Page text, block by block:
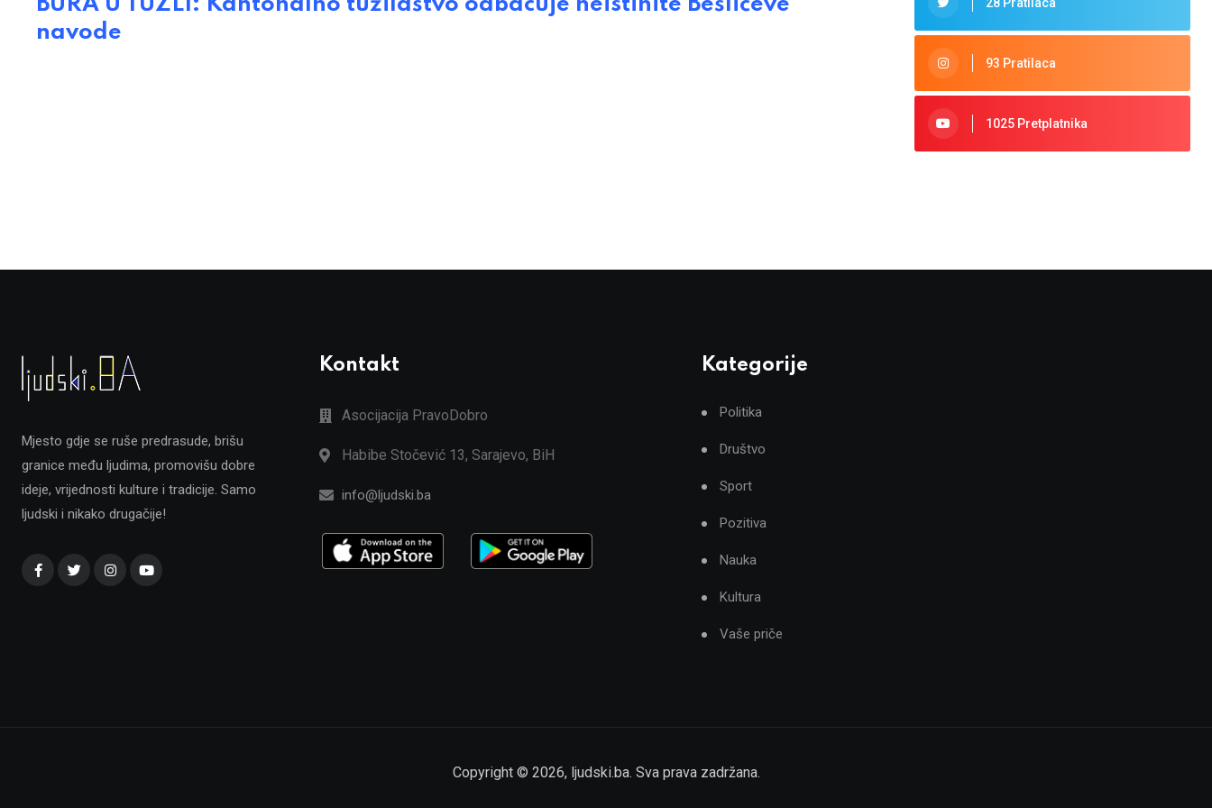
navode
93 Pratilaca
1025 Pretplatnika
Mjesto gdje se ruše predrasude, brišu
granice među ljudima, promovišu dobre
ideje, vrijednosti kulture i tradicije. Samo
ljudski i nikako drugačije!
Kontakt
Asocijacija PravoDobro
Habibe Stočević 13, Sarajevo, BiH
info@ljudski.ba
Kategorije
Politika
Društvo
Sport
Pozitiva
Nauka
Kultura
Vaše priče
Copyright © 2026, ljudski.ba. Sva prava zadržana.